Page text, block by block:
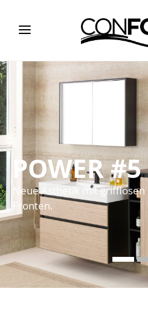
POWER #5
Gutes Design mit starkem
Charakter